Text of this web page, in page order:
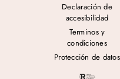
Declaración de
accesibilidad
Terminos y
condiciones
Protección de datos